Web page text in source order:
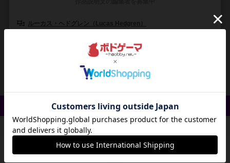
ルーカス・ヘドグレン（Lucas Hedgren）
ベジエゲームズ（Bezier Games）
1
経験あり
0
お気に入り
クイック検索
登録状況
最近登録された順 紹介文あり